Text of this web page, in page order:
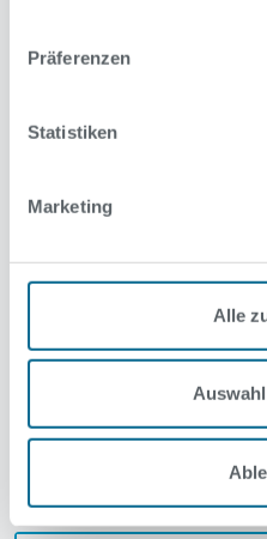
Präferenzen
Statistiken
Marketing
Alle
Was muss
Wellpass,
geöffnet?